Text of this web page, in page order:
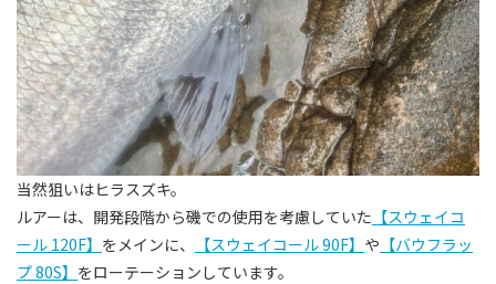
当然狙いはヒラスズキ。
ルアーは、開発段階から磯での使用を考慮していた 【スウェイコ
ール 120F】 をメインに、 【スウェイコール 90F】 や 【バウフラッ
プ 80S】 をローテーションしています。